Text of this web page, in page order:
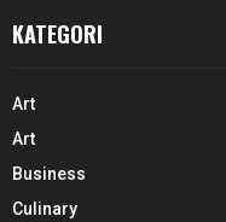
KATEGORI
Art
Art
Business
Culinary